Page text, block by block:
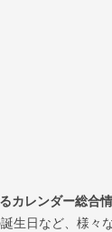
カレンダー総合
生日など、様々